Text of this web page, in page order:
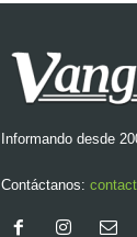
Informando desde
Contáctanos: